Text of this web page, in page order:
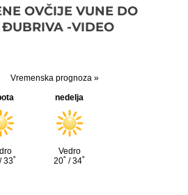
OVČIJE VUNE DO
-VIDEO